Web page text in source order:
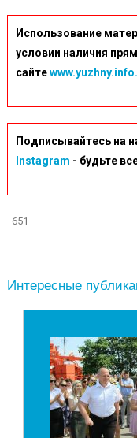
Использование
условии наличия
сайтеwww.yuzhny.info.
Подписывайтесь на
Instagram - будьте
651
Интересные